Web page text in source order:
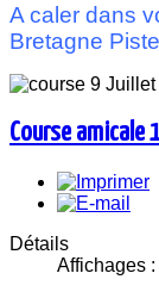
A caler dans
Bretagne
Course amicale
Détails
Affichages